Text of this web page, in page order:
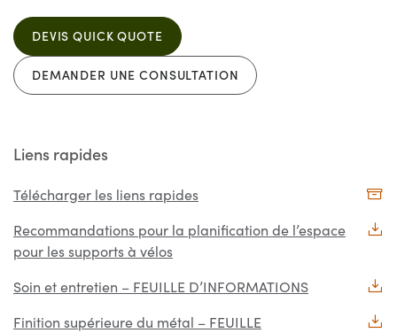
DEVIS QUICK QUOTE
DEMANDER UNE CONSULTATION
Liens rapides
Télécharger les liens rapides
Recommandations pour la planification de l’espace
pour les supports à vélos
Soin et entretien – FEUILLE D’INFORMATIONS
Finition supérieure du métal – FEUILLE